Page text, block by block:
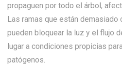
propaguen por todo el árbol,
Las ramas que están demasiado
pueden bloquear la luz y el flujo
lugar a condiciones propicias
patógenos.